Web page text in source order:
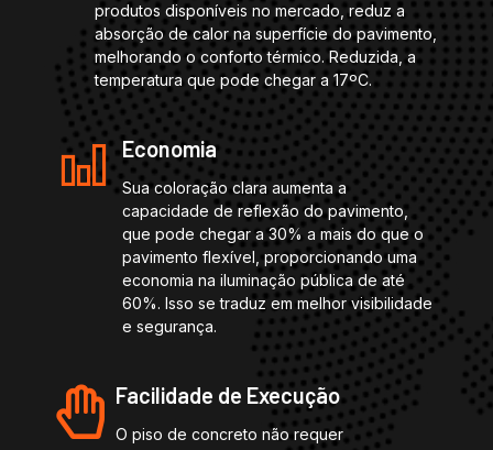
produtos disponíveis no mercado, reduz a
absorção de calor na superfície do pavimento,
melhorando o conforto térmico. Reduzida, a
temperatura que pode chegar a 17ºC.
Economia
Sua coloração clara aumenta a
capacidade de reflexão do pavimento,
que pode chegar a 30% a mais do que o
pavimento flexível, proporcionando uma
economia na iluminação pública de até
60%. Isso se traduz em melhor visibilidade
e segurança.
Facilidade de Execução
O piso de concreto não requer